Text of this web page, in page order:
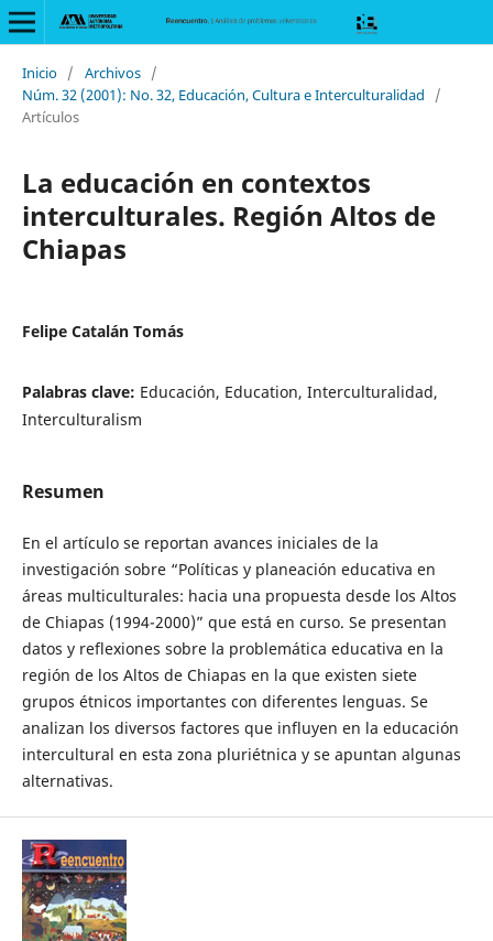
Inicio / Archivos /
Núm. 32 (2001): No. 32, Educación, Cultura e Interculturalidad
/
Artículos
La educación en contextos
interculturales. Región Altos de
Chiapas
Felipe Catalán Tomás
Palabras clave: Educación, Education, Interculturalidad,
Interculturalism
Resumen
En el artículo se reportan avances iniciales de la
investigación sobre “Políticas y planeación educativa en
áreas multiculturales: hacia una propuesta desde los Altos
de Chiapas (1994-2000)” que está en curso. Se presentan
datos y reflexiones sobre la problemática educativa en la
región de los Altos de Chiapas en la que existen siete
grupos étnicos importantes con diferentes lenguas. Se
analizan los diversos factores que influyen en la educación
intercultural en esta zona pluriétnica y se apuntan algunas
alternativas.